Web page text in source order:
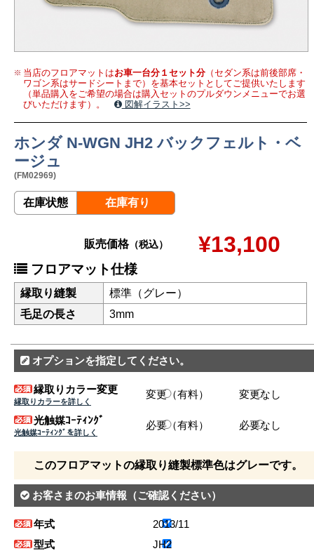
当店のフロアマットはお車一台分１セット分（セダン系は前後部席・
ワゴン系はサードシートまで）を基本セットとしてご提供いたします
（単品購入をご希望の場合は購入セットのプルダウンメニューでお選
びいただけます）。
図解イラスト>>
ホンダ N-WGN JH2 バックフェルト・ベ
ージュ
(FM02969)
在庫状態 在庫有り
販売価格（税込） ¥13,100
フロアマット仕様
縁取り縫製
標準（グレー）
毛足の長さ
3mm
オプションを指定してください。
縁取りカラー変更
縁取りカラーを詳しく
変更（有料） 変更なし
光触媒ｺｰﾃｨﾝｸﾞ
光触媒ｺｰﾃｨﾝｸﾞを詳しく
必要（有料） 必要なし
このフロアマットの縁取り縫製標準色はグレーです。
お客さまのお車情報 （ご確認ください）
年式
2013/11
型式
JH2